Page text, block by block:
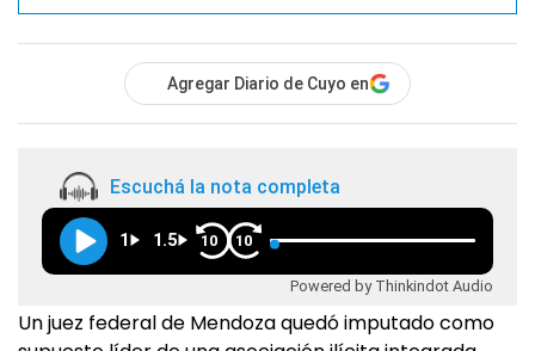
Agregar Diario de Cuyo en
Escuchá la nota completa
1 1.5 10 10
Powered by Thinkindot Audio
Un juez federal de Mendoza quedó imputado como